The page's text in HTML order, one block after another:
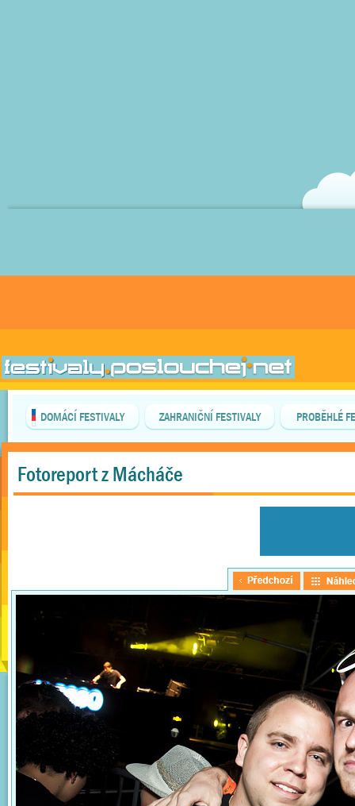
DOMÁCÍ FESTIVALY ZAHRANIČNÍ FESTIVALY PROBĚHLÉ
Fotoreport z Mácháče